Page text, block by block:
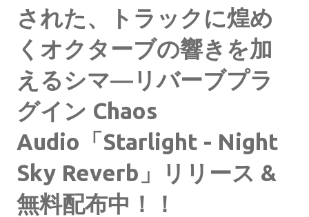
された、トラックに煌め
くオクターブの響きを加
えるシマ―リバーブプラ
グイン Chaos
Audio「Starlight - Night
Sky Reverb」リリース &
無料配布中！！